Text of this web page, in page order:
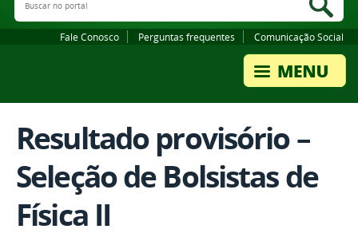
Fale Conosco Perguntas frequentes Comunicação Social
Resultado provisório –
Seleção de Bolsistas de
Física II